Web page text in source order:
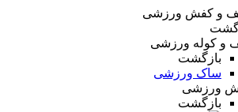
و کفش ورزشی
و کوله ورزشی
بازگشت
ساک ورزشی
ورزشی
بازگشت